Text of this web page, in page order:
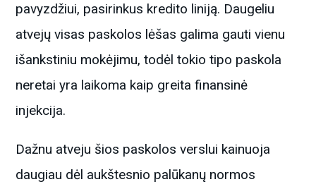
pavyzdžiui, pasirinkus kredito liniją. Daugeliu
atvejų visas paskolos lėšas galima gauti vienu
išankstiniu mokėjimu, todėl tokio tipo paskola
neretai yra laikoma kaip greita finansinė
injekcija.
Dažnu atveju šios paskolos verslui kainuoja
daugiau dėl aukštesnio palūkanų normos